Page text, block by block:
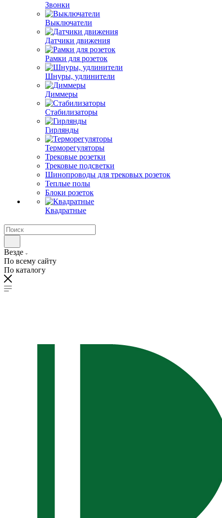
Звонки
Выключатели
Датчики движения
Рамки для розеток
Шнуры, удлинители
Диммеры
Стабилизаторы
Гирлянды
Терморегуляторы
Трековые розетки
Трековые подсветки
Шинопроводы для трековых розеток
Теплые полы
Блоки розеток
Квадратные
Везде
По всему сайту
По каталогу